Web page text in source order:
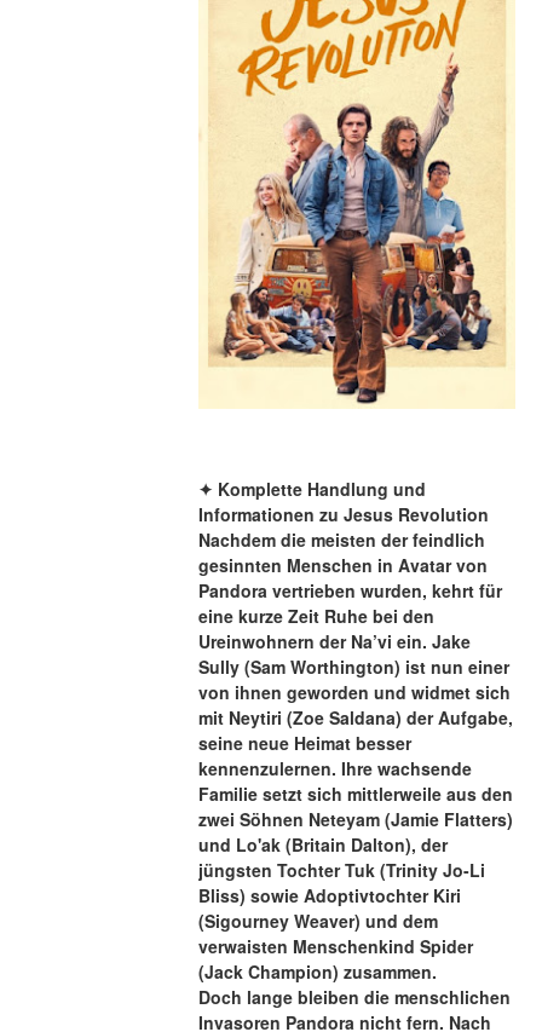
✦ Komplette Handlung und
Informationen zu Jesus Revolution
Nachdem die meisten der feindlich
gesinnten Menschen in Avatar von
Pandora vertrieben wurden, kehrt für
eine kurze Zeit Ruhe bei den
Ureinwohnern der Na’vi ein. Jake
Sully (Sam Worthington) ist nun einer
von ihnen geworden und widmet sich
mit Neytiri (Zoe Saldana) der Aufgabe,
seine neue Heimat besser
kennenzulernen. Ihre wachsende
Familie setzt sich mittlerweile aus den
zwei Söhnen Neteyam (Jamie Flatters)
und Lo'ak (Britain Dalton), der
jüngsten Tochter Tuk (Trinity Jo-Li
Bliss) sowie Adoptivtochter Kiri
(Sigourney Weaver) und dem
verwaisten Menschenkind Spider
(Jack Champion) zusammen.
Doch lange bleiben die menschlichen
Invasoren Pandora nicht fern. Nach